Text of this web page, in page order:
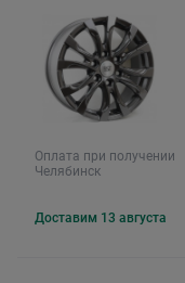
Оплата при получении
Челябинск
Доставим 13 августа